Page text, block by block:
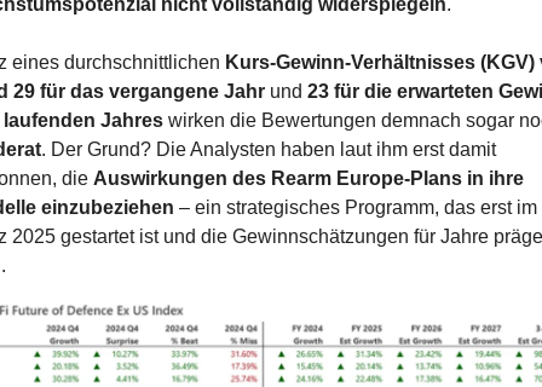
eines durchschnittlichen Kurs-Gewinn-Verhältnisses (KGV)
29 für das vergangene Jahr und 23 für die erwarteten
Jahres
. Der Grund? Die Analysten haben laut ihm erst damit
die Auswirkungen des Rearm Europe-Plans in ihre
einzubeziehen – ein strategisches Programm, das erst im
2025 gestartet ist und die Gewinnschätzungen für Jahre